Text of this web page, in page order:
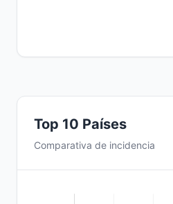
Top 10 Países
Comparativa de incidencia